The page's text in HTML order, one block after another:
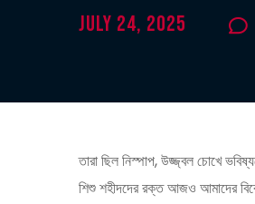
July 24, 2025
তারা ছিল নিস্পাপ, উজ্জ্বল চোখে
শিশু শহীদদের রক্ত আজও আমাদের